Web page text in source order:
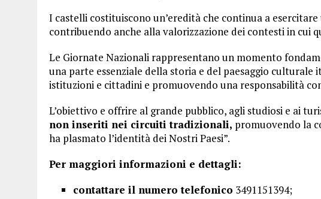
I castelli costituiscono un’eredità che continua a
contribuendo anche alla valorizzazione dei contesti in cui
Le Giornate Nazionali rappresentano un momento
una parte essenziale della storia e del paesaggio
istituzioni e cittadini e promuovendo una responsabilità
L’obiettivo e offrire al grande pubblico, agli studiosi e ai
non inseriti nei circuiti tradizionali, promuovendo la
ha plasmato l’identità dei Nostri Paesi”.
Per maggiori informazioni e dettagli:
contattare il numero telefonico 3491151394;